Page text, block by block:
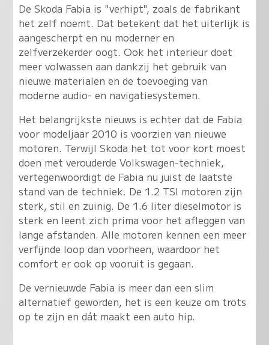
De Skoda Fabia is "verhipt", zoals de fabrikant
het zelf noemt. Dat betekent dat het uiterlijk is
aangescherpt en nu moderner en
zelfverzekerder oogt. Ook het interieur doet
meer volwassen aan dankzij het gebruik van
nieuwe materialen en de toevoeging van
moderne audio- en navigatiesystemen.
Het belangrijkste nieuws is echter dat de Fabia
voor modeljaar 2010 is voorzien van nieuwe
motoren. Terwijl Skoda het tot voor kort moest
doen met verouderde Volkswagen-techniek,
vertegenwoordigt de Fabia nu juist de laatste
stand van de techniek. De 1.2 TSI motoren zijn
sterk, stil en zuinig. De 1.6 liter dieselmotor is
sterk en leent zich prima voor het afleggen van
lange afstanden. Alle motoren kennen een meer
verfijnde loop dan voorheen, waardoor het
comfort er ook op vooruit is gegaan.
De vernieuwde Fabia is meer dan een slim
alternatief geworden, het is een keuze om trots
op te zijn en dát maakt een auto hip.